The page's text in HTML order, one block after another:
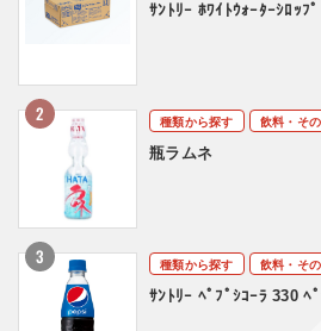
ｻﾝﾄﾘｰ ﾎﾜｲﾄｳｫｰﾀｰｼﾛｯﾌ
種類から探す 飲料・そ
瓶ラムネ
種類から探す 飲料・そ
ｻﾝﾄﾘｰ ﾍﾟﾌﾟｼｺｰﾗ 330 ﾍ